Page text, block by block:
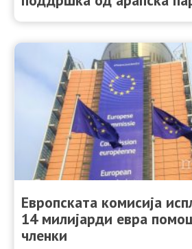
Европската комисија
14 милијарди евра
членки